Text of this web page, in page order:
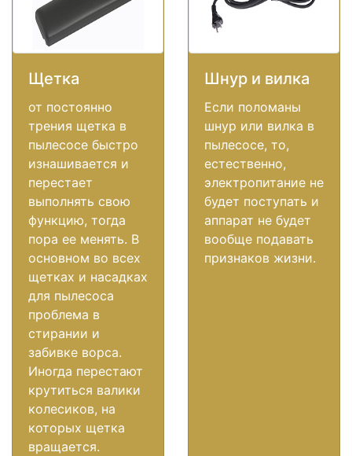
Щетка
от постоянно
трения щетка в
пылесосе быстро
изнашивается и
перестает
выполнять свою
функцию, тогда
пора ее менять. В
основном во всех
щетках и насадках
для пылесоса
проблема в
стирании и
забивке ворса.
Иногда перестают
крутиться валики
колесиков, на
которых щетка
вращается.
Шнур и вилка
Если поломаны
шнур или вилка в
пылесосе, то,
естественно,
электропитание не
будет поступать и
аппарат не будет
вообще подавать
признаков жизни.